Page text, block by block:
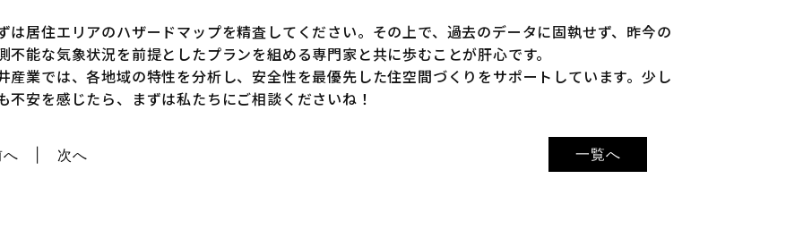
は居住エリアのハザードマップを精査してください。その上で、過去のデータに固執せず、昨今の
不能な気象状況を前提としたプランを組める専門家と共に歩むことが肝心です。
産業では、各地域の特性を分析し、安全性を最優先した住空間づくりをサポートしています。少し
不安を感じたら、まずは私たちにご相談くださいね！
一覧へ
へ 次へ